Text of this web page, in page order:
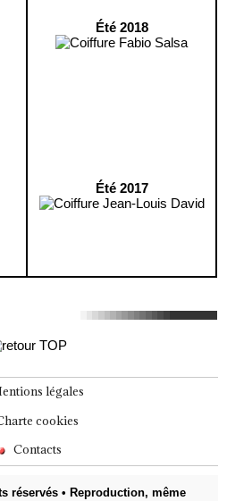
Été 2018
Été 2017
légales
cookies
Contacts
réservés • Reproduction, même